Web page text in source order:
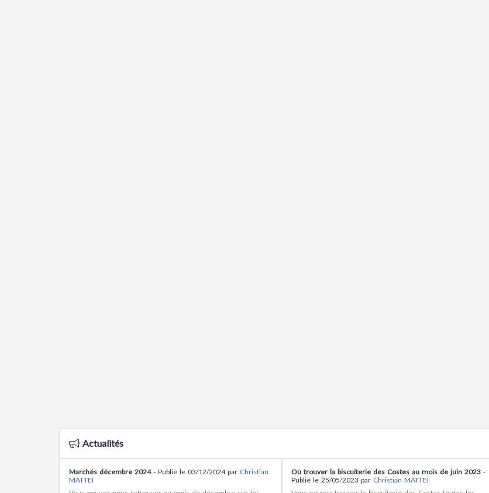
Actualités
Marchés décembre 2024 - Publié le 03/12/2024 par Christian
MATTEI
Où trouver la biscuiterie des Costes au mois de juin 2023 -
Publié le 25/05/2023 par Christian MATTEI